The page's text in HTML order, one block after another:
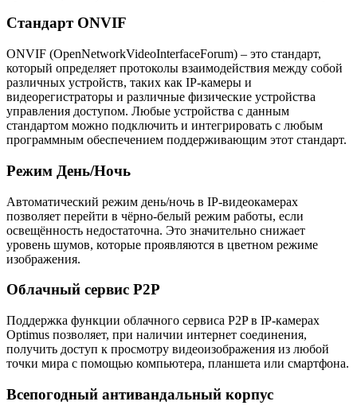
Стандарт ONVIF
ONVIF (OpenNetworkVideoInterfaceForum) – это стандарт,
который определяет протоколы взаимодействия между собой
различных устройств, таких как IP-камеры и
видеорегистраторы и различные физические устройства
управления доступом. Любые устройства с данным
стандартом можно подключить и интегрировать с любым
программным обеспечением поддерживающим этот стандарт.
Режим День/Ночь
Автоматический режим день/ночь в IP-видеокамерах
позволяет перейти в чёрно-белый режим работы, если
освещённость недостаточна. Это значительно снижает
уровень шумов, которые проявляются в цветном режиме
изображения.
Облачный сервис P2P
Поддержка функции облачного сервиса P2P в IP-камерах
Optimus позволяет, при наличии интернет соединения,
получить доступ к просмотру видеоизображения из любой
точки мира с помощью компьютера, планшета или смартфона.
Всепогодный антивандальный корпус